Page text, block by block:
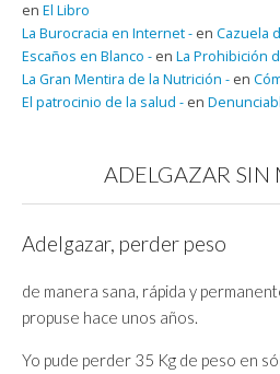
en El Libro
La Burocracia en Internet - en Cazuela
Escaños en Blanco - en La Prohibición
La Gran Mentira de la Nutrición - en
El patrocinio de la salud - en
ADELGAZAR SIN
Adelgazar, perder peso
de manera sana, rápida y
propuse hace unos años.
Yo pude perder 35 Kg de peso en